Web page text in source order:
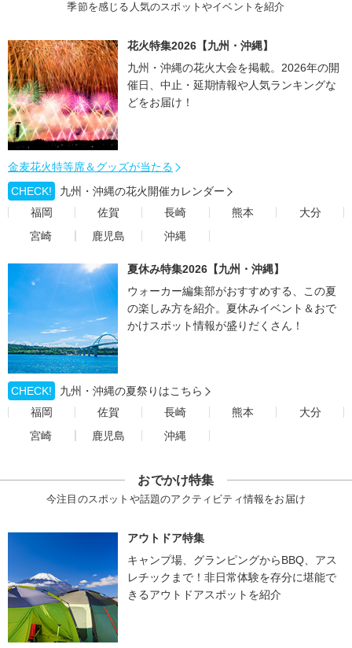
季節を感じる人気のスポットやイベントを紹介
花火特集2026【九州・沖縄】
九州・沖縄の花火大会を掲載。2026年の開
催日、中止・延期情報や人気ランキングな
どをお届け！
金麦花火特等席＆グッズが当たる
CHECK!
九州・沖縄の花火開催カレンダー
福岡
佐賀 長崎 熊本
大分
宮崎
鹿児島 沖縄
夏休み特集2026【九州・沖縄】
ウォーカー編集部がおすすめする、この夏
の楽しみ方を紹介。夏休みイベント＆おで
かけスポット情報が盛りだくさん！
CHECK!
九州・沖縄の夏祭りはこちら
福岡
佐賀 長崎 熊本
大分
宮崎
鹿児島 沖縄
おでかけ特集
今注目のスポットや話題のアクティビティ情報をお届け
アウトドア特集
キャンプ場、グランピングからBBQ、アス
レチックまで！非日常体験を存分に堪能で
きるアウトドアスポットを紹介